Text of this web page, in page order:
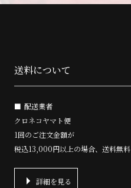
送料について
配送業者
クロネコヤマト便
1回のご注文金額が
税込13,000円以上の場合、送料無料
詳細を見る